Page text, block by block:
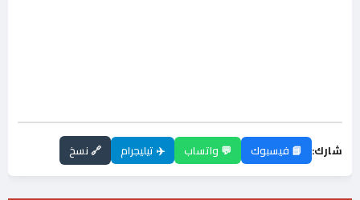
شارك: 📘 فيسبوك 💬 واتساب ✈️ تيليجرام 🔗 نسخ